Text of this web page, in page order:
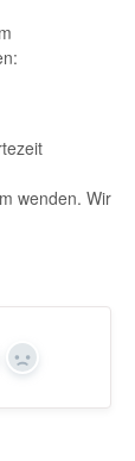
wenden. Wir
No